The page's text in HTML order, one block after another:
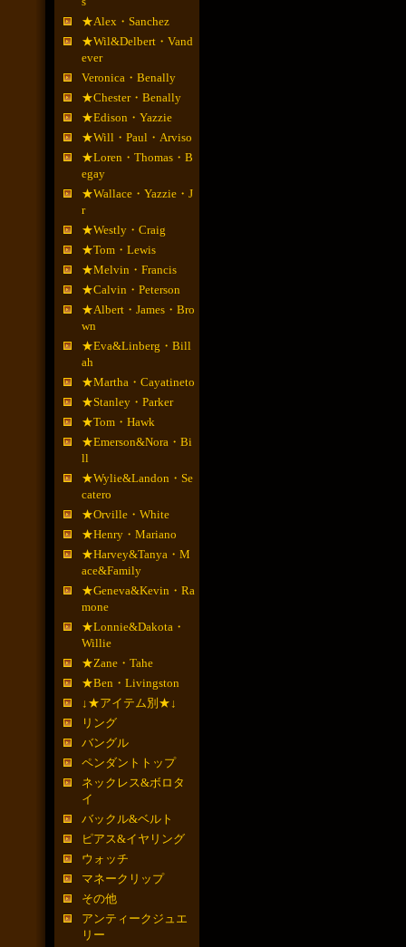
★Alex・Sanchez
★Wil&Delbert・Vand
ever
Veronica・Benally
★Chester・Benally
★Edison・Yazzie
★Will・Paul・Arviso
★Loren・Thomas・B
egay
★Wallace・Yazzie・J
r
★Westly・Craig
★Tom・Lewis
★Melvin・Francis
★Calvin・Peterson
★Albert・James・Bro
wn
★Eva&Linberg・Bill
ah
★Martha・Cayatineto
★Stanley・Parker
★Tom・Hawk
★Emerson&Nora・Bi
ll
★Wylie&Landon・Se
catero
★Orville・White
★Henry・Mariano
★Harvey&Tanya・M
ace&Family
★Geneva&Kevin・Ra
mone
★Lonnie&Dakota・
Willie
★Zane・Tahe
★Ben・Livingston
↓★アイテム別★↓
リング
バングル
ペンダントトップ
ネックレス&ボロタ
イ
バックル&ベルト
ピアス&イヤリング
ウォッチ
マネークリップ
その他
アンティークジュエ
リー